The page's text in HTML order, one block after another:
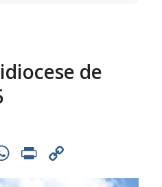
de
WhatsApp
Print
Link